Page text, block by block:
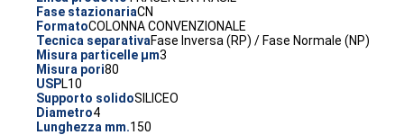
Fase stazionariaCN
FormatoCOLONNA CONVENZIONALE
Tecnica separativaFase Inversa (RP) / Fase Normale (NP)
Misura particelle µm3
Misura pori80
USPL10
Supporto solidoSILICEO
Diametro4
Lunghezza mm.150